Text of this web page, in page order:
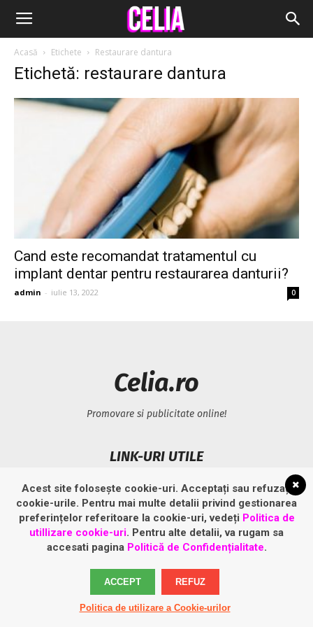
Acasă Etichete Restaurare dantura
Etichetă: restaurare dantura
Cand este recomandat tratamentul cu
implant dentar pentru restaurarea danturii?
admin - iulie 13, 2022 0
Celia.ro
Promovare si publicitate online!
LINK-URI UTILE
Politică privind fișierele cookies
Politică de confidențialitate
Acest site folosește cookie-uri. Acceptați sau refuzați
cookie-urile. Pentru mai multe detalii privind gestionarea
preferințelor referitoare la cookie-uri, vedeți Politica de
utillizare cookie-uri. Pentru alte detalii, va rugam sa
accesati pagina Politică de Confidențialitate.
ACCEPT REFUZ
Politica de utilizare a Cookie-urilor